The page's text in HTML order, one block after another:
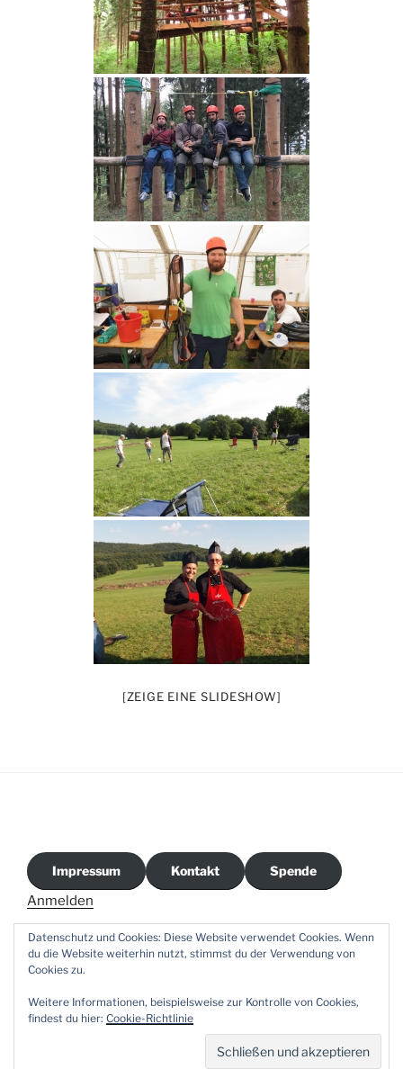
[ZEIGE EINE SLIDESHOW]
Impressum Kontakt Spende
Anmelden
Wien
Mail
Datenschutz und Cookies: Diese Website verwendet Cookies. Wenn
du die Website weiterhin nutzt, stimmst du der Verwendung von
Cookies zu.
Weitere Informationen, beispielsweise zur Kontrolle von Cookies,
findest du hier: Cookie-Richtlinie